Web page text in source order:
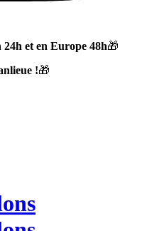
et en Europe 48h🎁
!🎁